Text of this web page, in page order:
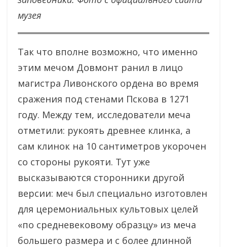
музея
Так что вполне возможно, что именно
этим мечом Довмонт ранил в лицо
магистра Ливонского ордена во время
сражения под стенами Пскова в 1271
году. Между тем, исследователи меча
отметили: рукоять древнее клинка, а
сам клинок на 10 сантиметров укорочен
со стороны рукояти. Тут уже
высказываются сторонники другой
версии: меч был специально изготовлен
для церемониальных культовых целей
«по средневековому образцу» из меча
большего размера и с более длинной